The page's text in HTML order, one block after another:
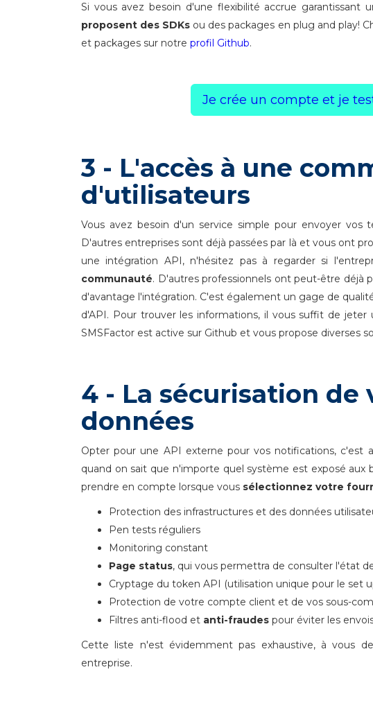
Si vous avez besoin d'une flexibilité accrue garantissant
proposent des SDKs ou des packages en plug and play!
et packages sur notre profil Github.
Je crée un compte et je
3 - L'accès à une
d'utilisateurs
Vous avez besoin d'un service simple pour envoyer vos
D'autres entreprises sont déjà passées par là et vous ont
une intégration API, n'hésitez pas à regarder si
communauté. D'autres professionnels ont peut-être déjà
d'avantage l'intégration. C'est également un gage de
d'API. Pour trouver les informations, il vous suffit de jeter
SMSFactor est active sur Github et vous propose diverses
4 - La sécurisation de
données
Opter pour une API externe pour vos notifications, c'est
quand on sait que n'importe quel système est exposé aux
prendre en compte lorsque vous sélectionnez votre
Protection des infrastructures et des données
Pen tests réguliers
Monitoring constant
Page status, qui vous permettra de consulter l'état
Cryptage du token API (utilisation unique pour le set
Protection de votre compte client et de vos sous-
Filtres anti-flood et anti-fraudes pour éviter les
Cette liste n'est évidemment pas exhaustive, à vous
entreprise.